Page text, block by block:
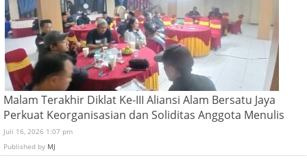
Malam Terakhir Diklat Ke-III Aliansi Alam Bersatu Jaya
Perkuat Keorganisasian dan Soliditas Anggota Menulis
Juli 16, 2026 1:07 pm
Published by MJ